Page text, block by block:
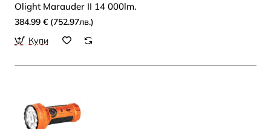
Olight Marauder II 14 000lm.
384.99 € (752.97лв.)
Купи